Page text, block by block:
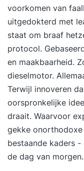
voorkomen van
uitgedokterd met
staat om braaf
protocol.
en maakbaarheid.
dieselmotor.
Terwijl innoveren
oorspronkelijke
draait. Waarvoor
gekke
bestaande kaders
de dag van morgen.